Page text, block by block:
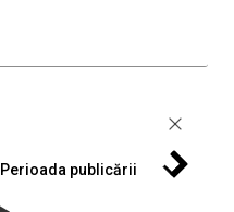
Perioada publicării